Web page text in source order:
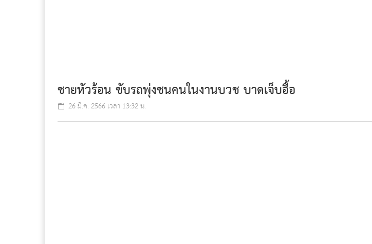
ชายหัวร้อน ขับรถพุ่งชนคนในงานบวช บาดเจ็บอื้อ
26 มี.ค. 2566 เวลา 13:32 น.